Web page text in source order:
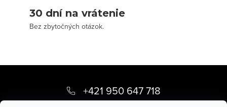
30 dní na vrátenie
Bez zbytočných otázok.
+421 950 647 718